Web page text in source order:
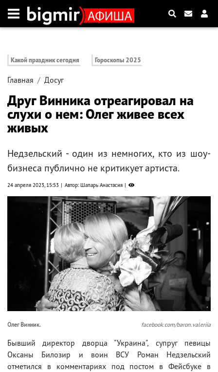
Какой праздник сегодня Гороскопы 2025
Главная Досуг
Друг Винника отреагировал на
слухи о нем: Олег живее всех
живых
Недзельский - один из немногих, кто из шоу-
бизнеса публично не критикует артиста.
24 апреля 2023, 15:53 Автор: Шапарь Анастасия
Олег Винник. facebook.com/baron.valeriia
Бывший директор дворца "Украина", супруг певицы
Оксаны Билозир и воин ВСУ Роман Недзельский
отметился в комментариях под постом в Фейсбуке в